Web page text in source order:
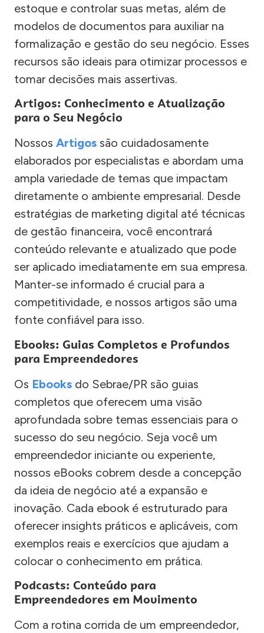
estoque e controlar suas metas, além de
modelos de documentos para auxiliar na
formalização e gestão do seu negócio. Esses
recursos são ideais para otimizar processos e
tomar decisões mais assertivas.
Artigos: Conhecimento e Atualização
para o Seu Negócio
Nossos Artigos são cuidadosamente
elaborados por especialistas e abordam uma
ampla variedade de temas que impactam
diretamente o ambiente empresarial. Desde
estratégias de marketing digital até técnicas
de gestão financeira, você encontrará
conteúdo relevante e atualizado que pode
ser aplicado imediatamente em sua empresa.
Manter-se informado é crucial para a
competitividade, e nossos artigos são uma
fonte confiável para isso.
Ebooks: Guias Completos e Profundos
para Empreendedores
Os Ebooks do Sebrae/PR são guias
completos que oferecem uma visão
aprofundada sobre temas essenciais para o
sucesso do seu negócio. Seja você um
empreendedor iniciante ou experiente,
nossos eBooks cobrem desde a concepção
da ideia de negócio até a expansão e
inovação. Cada ebook é estruturado para
oferecer insights práticos e aplicáveis, com
exemplos reais e exercícios que ajudam a
colocar o conhecimento em prática.
Podcasts: Conteúdo para
Empreendedores em Movimento
Com a rotina corrida de um empreendedor,